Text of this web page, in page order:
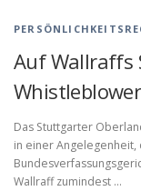
Auf Wallraffs
Das Stuttgarter
in einer Angelegenheit,
Wallraff zumindest …